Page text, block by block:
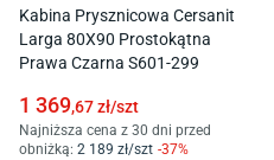
Kabina Prysznicowa Cersanit
Larga 80X90 Prostokątna
Prawa Czarna S601-299
1 369,67zł/szt
Najniższa cena z 30 dni przed
obniżką: 2 189 zł/szt -37%